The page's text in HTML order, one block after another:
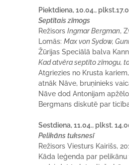
Piektdiena, 10.04.,
Septītais zīmogs
RežisorsIngmar Bergman,
Lomās:Max von Sydow,
Žūrijas Speciālā balva
Kad atvēra septīto zīmogu,
Atgriezies no Krusta
atnāk Nāve, bruņinieks
Nāve dod Antonijam
Bergmans diskutē par
Sestdiena, 11.04., plkst.
Pelikāns tuksnesī
Režisors Viesturs Kairišs,
Kāda leģenda par